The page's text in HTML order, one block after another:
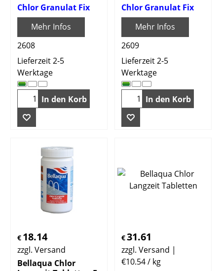
Chlor Granulat Fix
Mehr Infos
2608
Lieferzeit 2-5
Werktage
In den Korb
Chlor Granulat Fix
Mehr Infos
2609
Lieferzeit 2-5
Werktage
In den Korb
€ 18.14
zzgl. Versand
Bellaqua Chlor
€31.61
zzgl. Versand
€10.54/ kg